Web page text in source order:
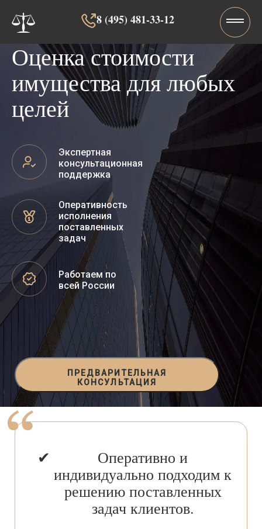
8 (495) 481-33-12‬‬
Оценка стоимости
имущества для любых
целей
Экспертная
консультационная
поддержка
Оперативность
исполнения
поставленных
задач
Работаем по
всей России
ПРЕДВАРИТЕЛЬНАЯ
КОНСУЛЬТАЦИЯ
Оперативно и
индивидуально подходим к
решению поставленных
задач клиентов.